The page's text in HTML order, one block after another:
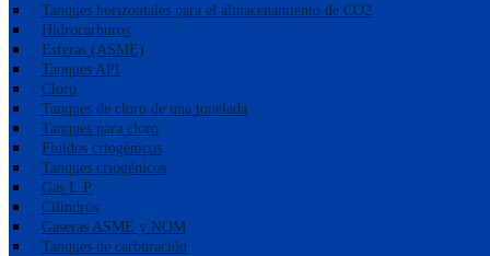
Tanques horizontales para el almacenamiento de CO2
Hidrocarburos
Esferas (ASME)
Tanques API
Cloro
Tanques de cloro de una tonelada
Tanques para cloro
Fluidos criogénicos
Tanques criogénicos
Gas L.P.
Cilindros
Gaseras ASME y NOM
Tanques de carburación